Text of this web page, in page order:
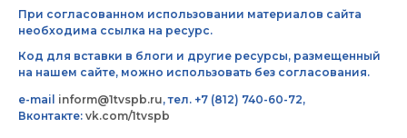
При согласованном использовании материалов сайта
необходима ссылка на ресурс.
Код для вставки в блоги и другие ресурсы, размещенный
на нашем сайте, можно использовать без согласования.
e-mail inform@1tvspb.ru, тел. +7 (812) 740-60-72,
Вконтакте: vk.com/1tvspb